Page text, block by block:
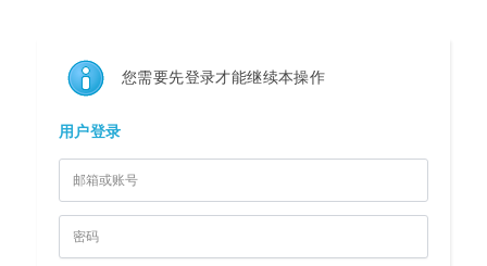
您需要先登录才能继续本操作
用户登录